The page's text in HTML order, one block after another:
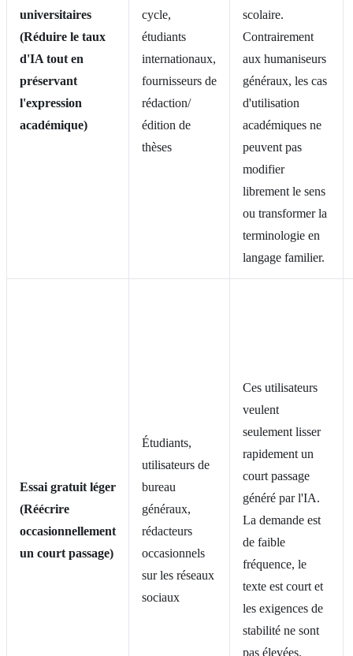
universitaires
(Réduire le taux
d'IA tout en
préservant
l'expression
académique)
cycle,
étudiants
internationaux,
fournisseurs de
rédaction/
édition de
thèses
scolaire.
Contrairement
aux humaniseurs
généraux, les cas
d'utilisation
académiques ne
peuvent pas
modifier
librement le sens
ou transformer la
terminologie en
langage familier.
Essai gratuit léger
(Réécrire
occasionnellement
un court passage)
Étudiants,
utilisateurs de
bureau
généraux,
rédacteurs
occasionnels
sur les réseaux
sociaux
Ces utilisateurs
veulent
seulement lisser
rapidement un
court passage
généré par l'IA.
La demande est
de faible
fréquence, le
texte est court et
les exigences de
stabilité ne sont
pas élevées.